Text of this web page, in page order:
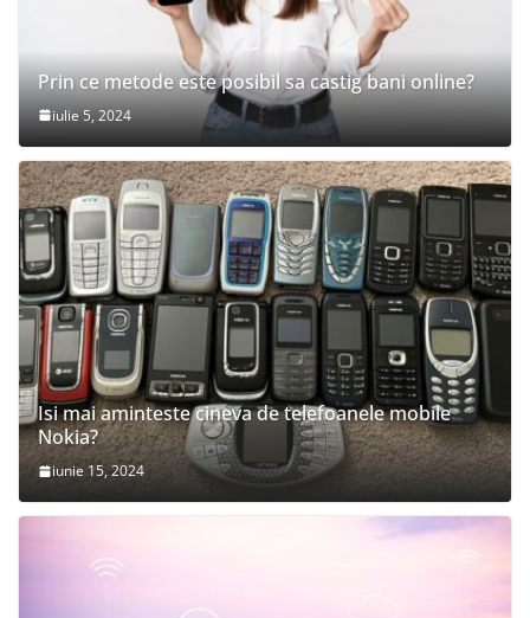
Prin ce metode este posibil sa castig bani online?
iulie 5, 2024
Isi mai aminteste cineva de telefoanele mobile
Nokia?
iunie 15, 2024